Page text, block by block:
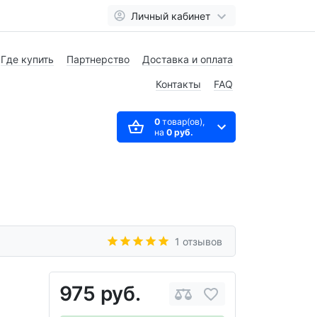
Личный кабинет
Где купить Партнерство Доставка и оплата
Контакты FAQ
0товар(ов),
на 0 руб.
1 отзывов
975 руб.